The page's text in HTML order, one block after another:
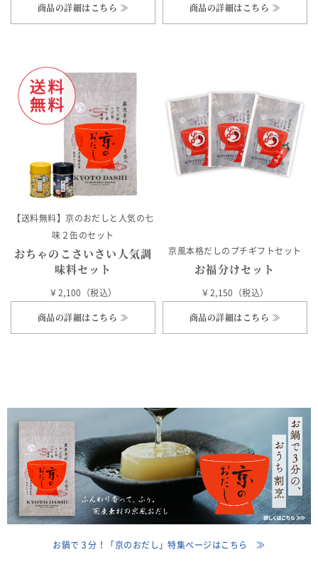
商品の詳細はこちら ≫ 商品の詳細はこちら ≫
【送料無料】京のおだしと人気の七
味２缶のセット
おちゃのこさいさい人気調
味料セット
￥2,100（税込）
商品の詳細はこちら ≫
京風本格だしのプチギフトセット
お福分けセット
￥2,150（税込）
商品の詳細はこちら ≫
お鍋で３分！「京のおだし」特集ページはこちら ≫